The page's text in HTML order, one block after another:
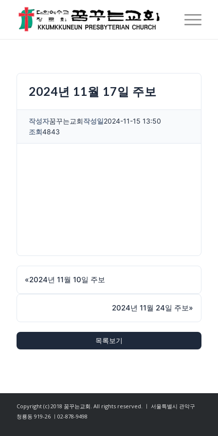
2024년 11월 17일 주보
작성자꿈꾸는교회작성일2024-11-15 13:50
조회4843
«2024년 11월 10일 주보
2024년 11월 24일 주보»
목록보기
Copyright (c) 2018 꿈꾸는교회. All rights reserved. ㅣ 서울특별시 관악구
청룡동 919-26 ㅣ02-878-9498